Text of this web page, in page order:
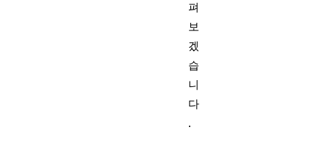
펴
보
겠
습
니
다
.